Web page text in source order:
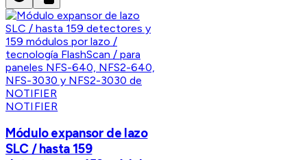
NOTIFIER
Módulo expansor de lazo
SLC / hasta 159